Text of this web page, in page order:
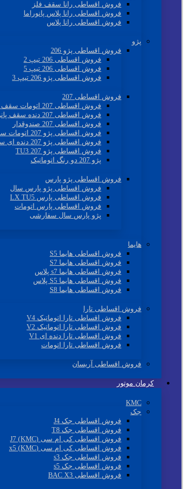
فروش اقساطی رانا سقف فلز
فروش اقساطی رانا پلاس پانوراما
فروش اقساطی رانا پلاس
پژو
فروش اقساطی پژو 206
فروش اقساطی 206 تیپ 2
فروش اقساطی 206 تیپ 5
فروش اقساطی پژو 206 تیپ 3
فروش اقساطی 207
فروش اقساطی 207 اتومات سقف پانوراما
فروش اقساطی 207 دنده سقف پانوراما
فروش اقساطی 207 صندوقدار
فروش اقساطی پژو 207 اتومات سقف فلز
فروش اقساطی پژو 207 دنده ای سقف فلز
فروش اقساطی پژو 207 TU3
پژو 207 دو رنگ اتوماتیک
فروش اقساطی پژو پارس
فروش اقساطی پژو پارس سال
فروش اقساطی پارس LX TU5
فروش اقساطی پارس اتومات
پژو پارس سال سفارشی
هایما
فروش اقساطی هایما S5
فروش اقساطی هایما S7
فروش اقساطی هایما s7 پلاس
فروش اقساطی هایما S5 پلاس
فروش اقساطی هایما S8
فروش اقساطی تارا
فروش اقساطی تارا اتوماتیک V4
فروش اقساطی تارا اتوماتیک V2
فروش اقساطی تارا دنده ای V1
فروش اقساطی تارا اتومات
فروش اقساطی آریسان
کرمان موتور
KMC
جک
فروش اقساطی جک J4
فروش اقساطی جک T8
فروش اقساطی کی ام سی (KMC) J7
فروش اقساطی کی ام سی (KMC) x5
فروش اقساطی جک s3
فروش اقساطی جک s5
فروش اقساطی BAC X3